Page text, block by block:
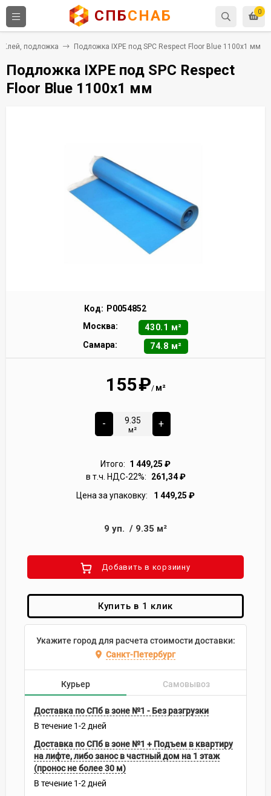
0
СПБСНАБ
Клей, подложка Подложка IXPE под SPC Respect Floor Blue 1100х1 мм
Подложка IXPE под SPC Respect
Floor Blue 1100х1 мм
Код: Р0054852
Москва:
430.1 м²
Самара:
74.8 м²
155₽/ м²
-
м²
+
Итого: 1 449,25 ₽
в т.ч. НДС-22%:
261,34₽
Цена за упаковку:
1 449,25 ₽
9 уп. / 9.35 м²
Добавить в корзиину
Купить в 1 клик
Укажите город для расчета стоимости доставки:
Санкт-Петербург
Курьер Самовывоз
Доставка по СПб в зоне №1 - Без разгрузки
В течение 1-2 дней
Доставка по СПб в зоне №1 + Подъем в квартиру
на лифте, либо занос в частный дом на 1 этаж
(пронос не более 30 м)
В течение 1-2 дней